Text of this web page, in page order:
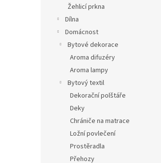
Žehlicí prkna
Dílna
Domácnost
Bytové dekorace
Aroma difuzéry
Aroma lampy
Bytový textil
Dekorační polštáře
Deky
Chrániče na matrace
Ložní povlečení
Prostěradla
Přehozy